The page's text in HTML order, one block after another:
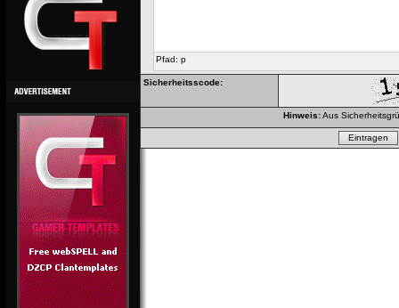
Pfad: p
Sicherheitsscode:
Hinweis:Aus